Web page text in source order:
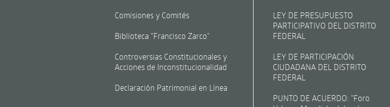
Comisiones y Comités
Biblioteca "Francisco Zarco"
Controversias Constitucionales y
Acciones de Inconstitucionalidad
Declaración Patrimonial en Línea
LEY DE PRESUPUESTO
PARTICIPATIVO DEL DISTRITO
FEDERAL
LEY DE PARTICIPACIÓN
CIUDADANA DEL DISTRITO
FEDERAL
PUNTO DE ACUERDO: "Foro